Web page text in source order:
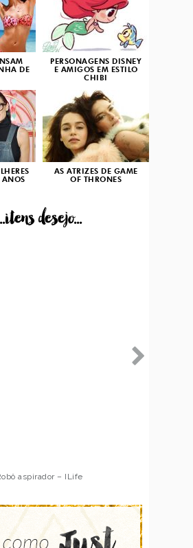
DE
PERSONAGENS DISNEY
E AMIGOS EM ESTILO
CHIBI
AS ATRIZES DE GAME
OF THRONES
desejo...
aspirador – ILife